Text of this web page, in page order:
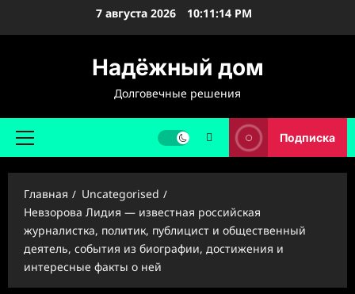
7 августа 2026 10:11:15 PM
Надёжный дом
Долговечные решения
Основное
Подписка
Главная
Uncategorised
Невзорова Лидия — известная российская
журналистка, политик, публицист и общественный
деятель, события из биографии, достижения и
интересные факты о ней